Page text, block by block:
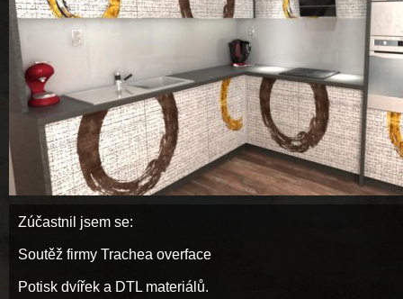
Zúčastnil jsem se:
Soutěž firmy Trachea overface
Potisk dvířek a DTL materiálů.